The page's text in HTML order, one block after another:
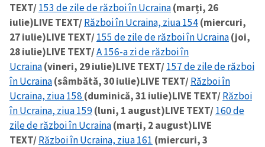
TEXT/153 de zile de război în Ucraina(marți, 26
iulie)LIVE TEXT/Război în Ucraina, ziua 154(miercuri,
27 iulie)LIVE TEXT/155 de zile de război în Ucraina(joi,
28 iulie)LIVE TEXT/A 156-a zi de război în
Ucraina(vineri, 29 iulie)LIVE TEXT/157 de zile de război
în Ucraina(sâmbătă, 30 iulie)LIVE TEXT/Război în
Ucraina, ziua 158 (duminică, 31 iulie)LIVE TEXT/Război
în Ucraina, ziua 159(luni, 1 august)LIVE TEXT/160 de
zile de război în Ucraina(marți, 2 august)LIVE
TEXT/Război în Ucraina, ziua 161 (miercuri, 3